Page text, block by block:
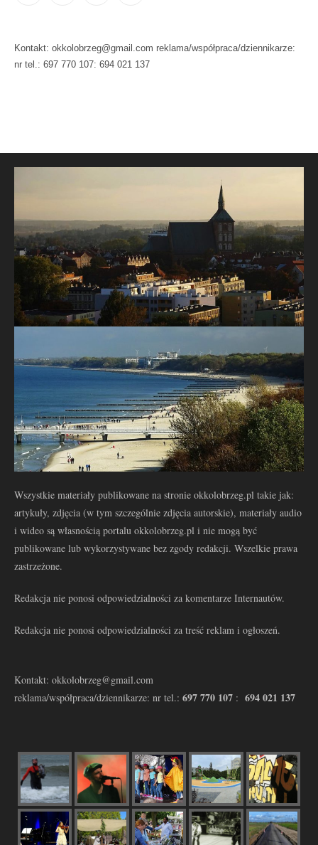
Kontakt: okkolobrzeg@gmail.com reklama/współpraca/dziennikarze:
nr tel.: 697 770 107: 694 021 137
Wszystkie materiały publikowane na stronie okkolobrzeg.pl takie jak:
artykuły, zdjęcia (w tym szczególnie zdjęcia autorskie), materiały audio
i wideo są własnością portalu okkolobrzeg.pl i nie mogą być
publikowane lub wykorzystywane bez zgody redakcji. Wszelkie prawa
zastrzeżone.
Redakcja nie ponosi odpowiedzialności za komentarze Internautów.
Redakcja nie ponosi odpowiedzialności za treść reklam i ogłoszeń.
Kontakt: okkolobrzeg@gmail.com
reklama/współpraca/dziennikarze: nr tel.: 697 770 107 : 694 021 137